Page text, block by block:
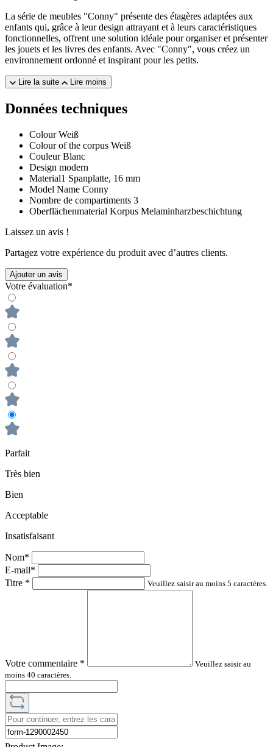
La série de meubles "Conny" présente des étagères adaptées aux
enfants qui, grâce à leur design attrayant et à leurs caractéristiques
fonctionnelles, offrent une solution idéale pour organiser et présenter
les jouets et les livres des enfants. Avec "Conny", vous créez un
environnement ordonné et inspirant pour les petits.
Lire la suite Lire moins
Données techniques
Colour Weiß
Colour of the corpus Weiß
Couleur Blanc
Design modern
Material1 Spanplatte, 16 mm
Model Name Conny
Nombre de compartiments 3
Oberflächenmaterial Korpus Melaminharzbeschichtung
Laissez un avis !
Partagez votre expérience du produit avec d’autres clients.
Ajouter un avis
Votre évaluation*
Parfait
Très bien
Bien
Acceptable
Insatisfaisant
Nom*
E-mail*
Titre * Veuillez saisir au moins 5 caractères.
Votre commentaire *
Veuillez saisir au
moins 40 caractères.